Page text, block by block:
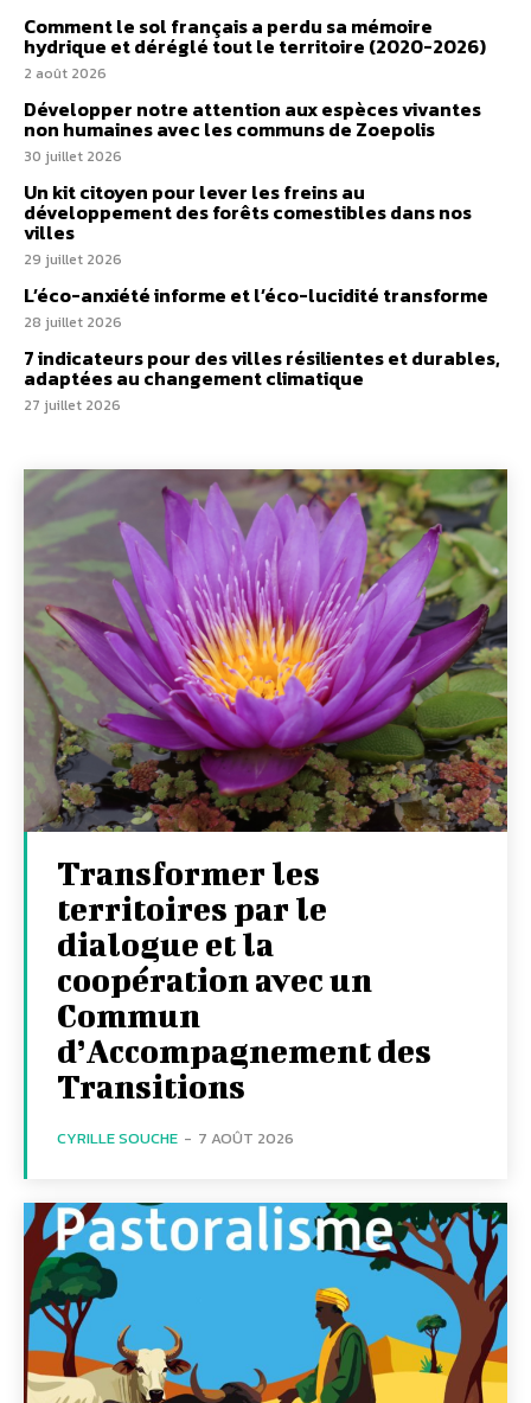
Comment le sol français a perdu sa mémoire
hydrique et déréglé tout le territoire (2020-2026)
2 août 2026
Développer notre attention aux espèces vivantes
non humaines avec les communs de Zoepolis
30 juillet 2026
Un kit citoyen pour lever les freins au
développement des forêts comestibles dans nos
villes
29 juillet 2026
L’éco-anxiété informe et l’éco-lucidité transforme
28 juillet 2026
7 indicateurs pour des villes résilientes et durables,
adaptées au changement climatique
27 juillet 2026
Transformer les
territoires par le
dialogue et la
coopération avec un
Commun
d’Accompagnement des
Transitions
CYRILLE SOUCHE - 7 AOÛT 2026